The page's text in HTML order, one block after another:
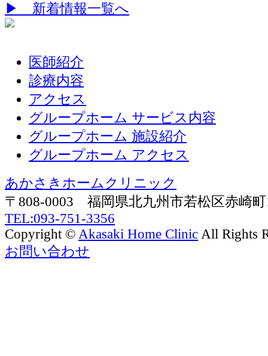
▶ 新着情報一覧へ
医師紹介
診療内容
アクセス
グループホーム サービス内容
グループホーム 施設紹介
グループホーム アクセス
あかさきホームクリニック
〒808-0003 福岡県北九州市若松区赤崎町
TEL:093-751-3356
Copyright © Akasaki Home Clinic All Rights
お問い合わせ